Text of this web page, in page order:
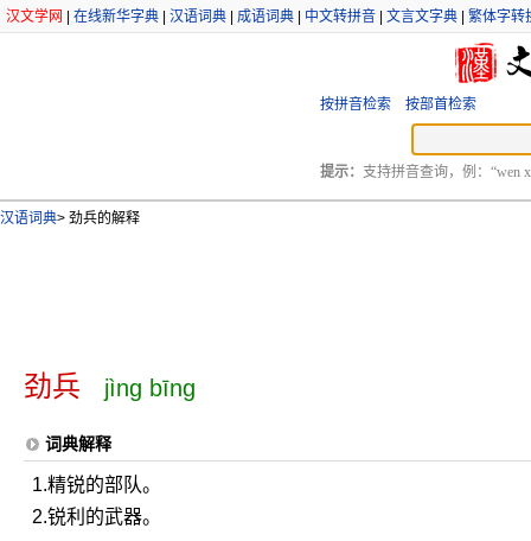
汉文学网 在线新华字典 汉语词典 成语词典 中文转拼音 文言文字典 繁体字转
按拼音检索 按部首检索
提示： 支持拼音查询，例：“wen
汉语词典> 劲兵的解释
劲兵 jìng bīng
词典解释
1.精锐的部队。
2.锐利的武器。